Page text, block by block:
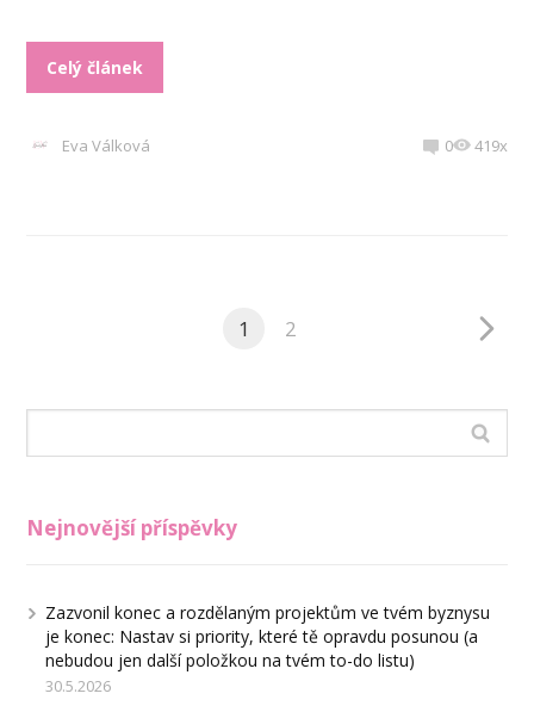
Celý článek
Eva Válková 0 419x
1 2
Nejnovější příspěvky
Zazvonil konec a rozdělaným projektům ve tvém byznysu
je konec: Nastav si priority, které tě opravdu posunou (a
nebudou jen další položkou na tvém to-do listu)
30.5.2026